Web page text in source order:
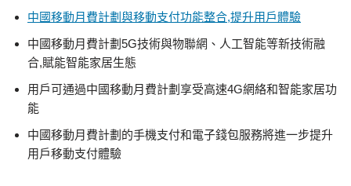
中國移動月費計劃與移動支付功能整合,提升用戶體驗
中國移動月費計劃5G技術與物聯網、人工智能等新技術融
合,賦能智能家居生態
用戶可通過中國移動月費計劃享受高速4G網絡和智能家居功
能
中國移動月費計劃的手機支付和電子錢包服務將進一步提升
用戶移動支付體驗